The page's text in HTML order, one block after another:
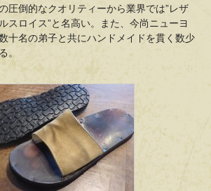
圧倒的なクオリティーから業界では”レザ
スロイス”と名高い。また、今尚ニューヨ
十名の弟子と共にハンドメイドを貫く数少
。